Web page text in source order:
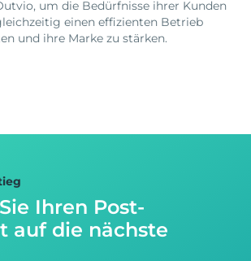
um die Bedürfnisse ihrer Kunden
einen effizienten Betrieb
und ihre Marke zu stärken.
Ihren Post-
auf die nächste